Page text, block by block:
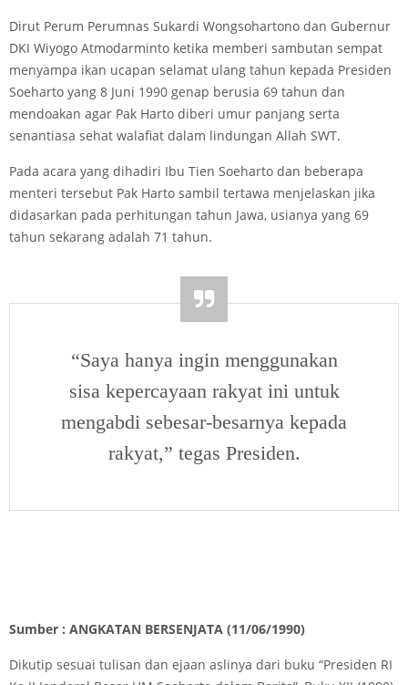
Dirut Perum Perumnas Sukardi Wongsohartono dan Gubernur
DKI Wiyogo Atmodarminto ketika memberi sambutan sempat
menyampa ikan ucapan selamat ulang tahun kepada Presiden
Soeharto yang 8 Juni 1990 genap berusia 69 tahun dan
mendoakan agar Pak Harto diberi umur panjang serta
senantiasa sehat walafiat dalam lindungan Allah SWT.
Pada acara yang dihadiri Ibu Tien Soeharto dan beberapa
menteri tersebut Pak Harto sambil tertawa menjelaskan jika
didasarkan pada perhitungan tahun Jawa, usianya yang 69
tahun sekarang adalah 71 tahun.
“Saya hanya ingin menggunakan
sisa kepercayaan rakyat ini untuk
mengabdi sebesar-besarnya kepada
rakyat,” tegas Presiden.
Sumber : ANGKATAN BERSENJATA (11/06/1990)
Dikutip sesuai tulisan dan ejaan aslinya dari buku “Presiden RI